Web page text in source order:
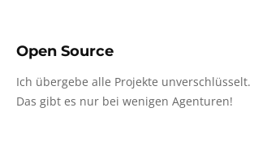
Open Source
Ich übergebe alle Projekte unverschlüsselt.
Das gibt es nur bei wenigen Agenturen!